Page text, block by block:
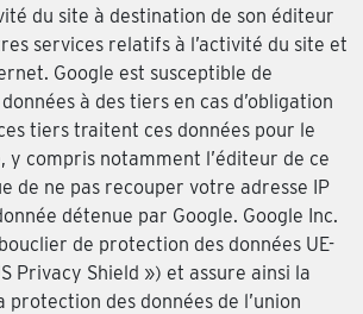
du site à destination de son éditeur
services relatifs à l’activité du site et
Google est susceptible de
à des tiers en cas d’obligation
tiers traitent ces données pour le
y compris notamment l’éditeur de ce
de ne pas recouper votre adresse IP
détenue par Google. Google Inc.
de protection des données UE-
Privacy Shield ») et assure ainsi la
des données de l’union